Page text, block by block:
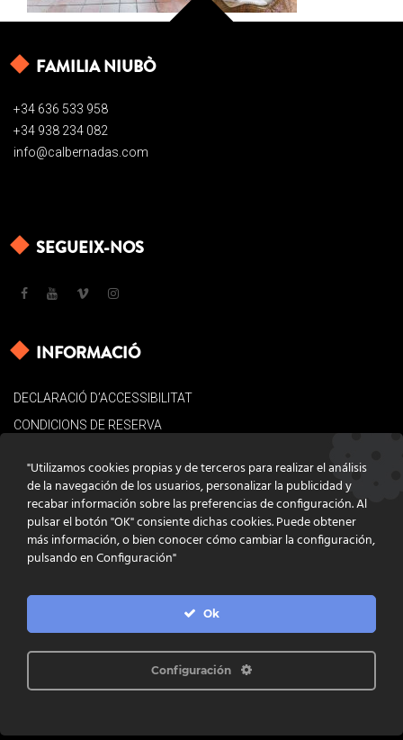
FAMILIA NIUBÒ
+34 636 533 958
+34 938 234 082
info@calbernadas.com
SEGUEIX-NOS
INFORMACIÓ
DECLARACIÓ D’ACCESSIBILITAT
CONDICIONS DE RESERVA
POLÍTICA DE COOKIES
CONTACTE
PROGRAMACIÓ INFOACTIVA'T
"Utilizamos cookies propias y de terceros para realizar el análisis
de la navegación de los usuarios, personalizar la publicidad y
recabar información sobre las preferencias de configuración. Al
pulsar el botón "OK" consiente dichas cookies. Puede obtener
más información, o bien conocer cómo cambiar la configuración,
pulsando en Configuración"
Ok
Configuración